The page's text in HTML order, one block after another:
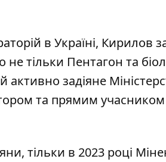
в Україні, Кирилов
не тільки Пентагон та
задіяне
та прямим учасником
тільки в 2023 році